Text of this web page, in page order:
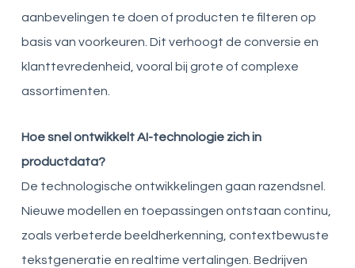
aanbevelingen te doen of producten te filteren op
basis van voorkeuren. Dit verhoogt de conversie en
klanttevredenheid, vooral bij grote of complexe
assortimenten.
Hoe snel ontwikkelt AI-technologie zich in
productdata?
De technologische ontwikkelingen gaan razendsnel.
Nieuwe modellen en toepassingen ontstaan continu,
zoals verbeterde beeldherkenning, contextbewuste
tekstgeneratie en realtime vertalingen. Bedrijven